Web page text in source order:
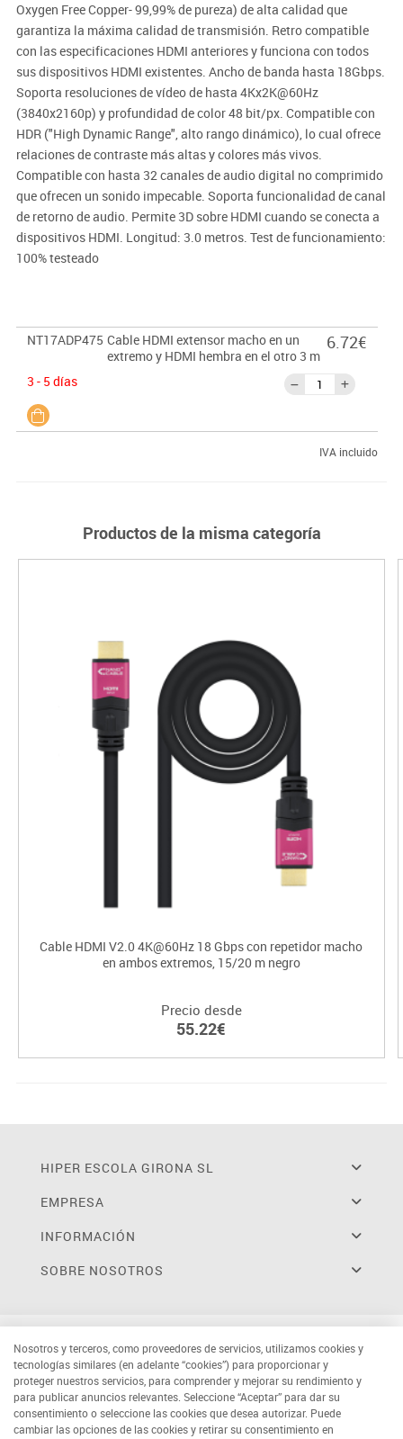
Oxygen Free Copper- 99,99% de pureza) de alta calidad que
garantiza la máxima calidad de transmisión. Retro compatible
con las especificaciones HDMI anteriores y funciona con todos
sus dispositivos HDMI existentes. Ancho de banda hasta 18Gbps.
Soporta resoluciones de vídeo de hasta 4Kx2K@60Hz
(3840x2160p) y profundidad de color 48 bit/px. Compatible con
HDR ("High Dynamic Range", alto rango dinámico), lo cual ofrece
relaciones de contraste más altas y colores más vivos.
Compatible con hasta 32 canales de audio digital no comprimido
que ofrecen un sonido impecable. Soporta funcionalidad de canal
de retorno de audio. Permite 3D sobre HDMI cuando se conecta a
dispositivos HDMI. Longitud: 3.0 metros. Test de funcionamiento:
100% testeado
NT17ADP475 Cable HDMI extensor macho en un
extremo y HDMI hembra en el otro 3 m
3 - 5 días
6.72€
IVA incluido
Productos de la misma categoría
Cable HDMI V2.0 4K@60Hz 18 Gbps con repetidor macho
en ambos extremos, 15/20 m negro
Precio desde
55.22€
HIPER ESCOLA GIRONA SL
EMPRESA
INFORMACIÓN
SOBRE NOSOTROS
Nosotros y terceros, como proveedores de servicios, utilizamos cookies y
tecnologías similares (en adelante “cookies”) para proporcionar y
proteger nuestros servicios, para comprender y mejorar su rendimiento y
para publicar anuncios relevantes. Seleccione “Aceptar” para dar su
consentimiento o seleccione las cookies que desea autorizar. Puede
cambiar las opciones de las cookies y retirar su consentimiento en